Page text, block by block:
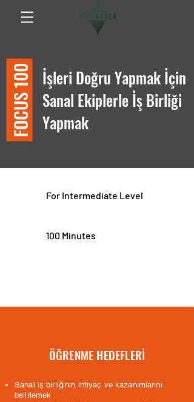
İşleri Doğru Yapmak İçin
Sanal Ekiplerle İş Birliği
Yapmak
FOCUS 100
For Intermediate Level
100 Minutes
ÖĞRENME HEDEFLERİ
Sanal iş birliğinin ihtiyaç ve kazanımlarını
belirlemek